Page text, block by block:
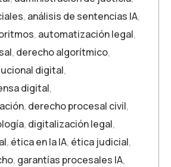
, análisis de sentencias IA,
, automatización legal,
, derecho algorítmico,
digital,
digital,
, derecho procesal civil,
, digitalización legal,
, ética en la IA, ética judicial,
, garantías procesales IA,